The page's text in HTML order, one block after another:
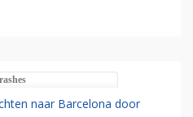
naar Barcelona door